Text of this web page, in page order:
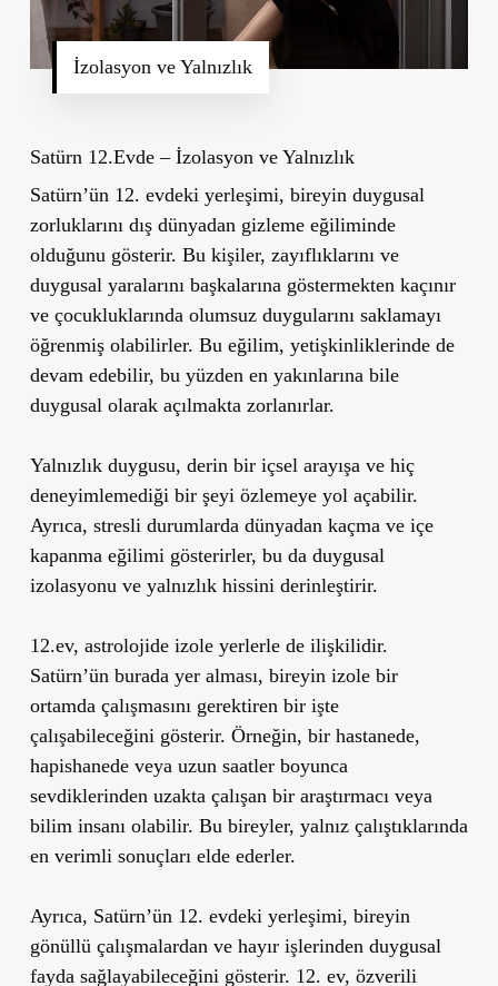
İzolasyon ve Yalnızlık
Satürn 12.Evde – İzolasyon ve Yalnızlık
Satürn’ün 12. evdeki yerleşimi, bireyin duygusal
zorluklarını dış dünyadan gizleme eğiliminde
olduğunu gösterir. Bu kişiler, zayıflıklarını ve
duygusal yaralarını başkalarına göstermekten kaçınır
ve çocukluklarında olumsuz duygularını saklamayı
öğrenmiş olabilirler. Bu eğilim, yetişkinliklerinde de
devam edebilir, bu yüzden en yakınlarına bile
duygusal olarak açılmakta zorlanırlar.
Yalnızlık duygusu, derin bir içsel arayışa ve hiç
deneyimlemediği bir şeyi özlemeye yol açabilir.
Ayrıca, stresli durumlarda dünyadan kaçma ve içe
kapanma eğilimi gösterirler, bu da duygusal
izolasyonu ve yalnızlık hissini derinleştirir.
12.ev, astrolojide izole yerlerle de ilişkilidir.
Satürn’ün burada yer alması, bireyin izole bir
ortamda çalışmasını gerektiren bir işte
çalışabileceğini gösterir. Örneğin, bir hastanede,
hapishanede veya uzun saatler boyunca
sevdiklerinden uzakta çalışan bir araştırmacı veya
bilim insanı olabilir. Bu bireyler, yalnız çalıştıklarında
en verimli sonuçları elde ederler.
Ayrıca, Satürn’ün 12. evdeki yerleşimi, bireyin
gönüllü çalışmalardan ve hayır işlerinden duygusal
fayda sağlayabileceğini gösterir. 12. ev, özverili